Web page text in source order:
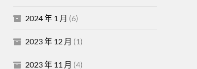
2024 年 1 月 (6)
2023 年 12 月 (1)
2023 年 11 月 (4)